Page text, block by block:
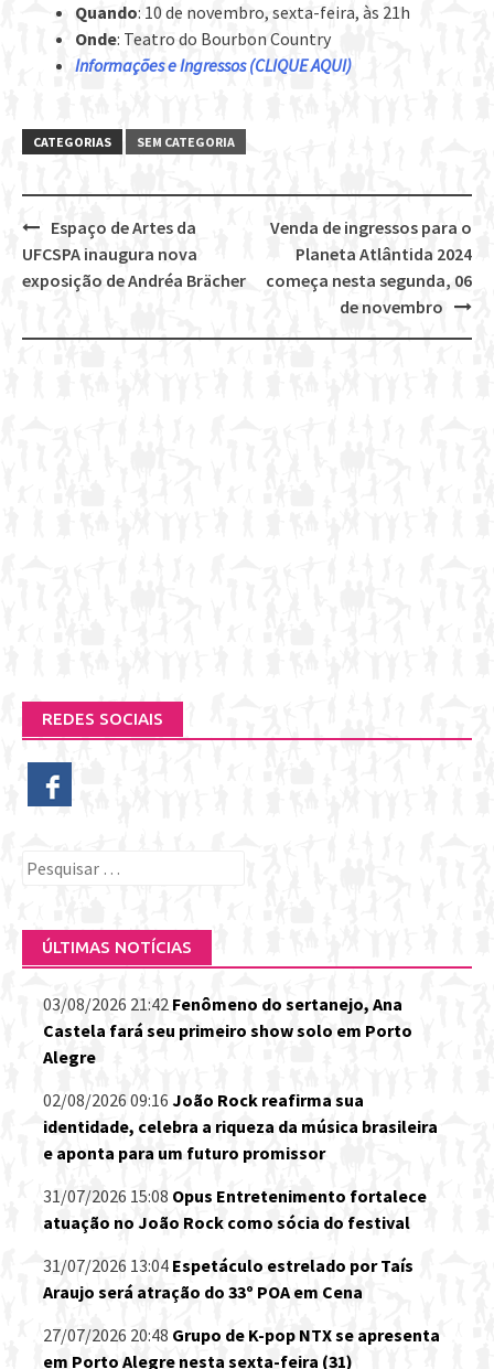
Quando: 10 de novembro, sexta-feira, às 21h
Onde: Teatro do Bourbon Country
Informações e Ingressos (CLIQUE AQUI)
CATEGORIAS SEM CATEGORIA
Post
navigation
Venda de ingressos para o
Planeta Atlântida 2024
começa nesta segunda, 06
de novembro
Espaço de Artes da
UFCSPA inaugura nova
exposição de Andréa Brächer
REDES SOCIAIS
Pesquisar
ÚLTIMAS NOTÍCIAS
03/08/2026 21:42 Fenômeno do sertanejo, Ana
Castela fará seu primeiro show solo em Porto
Alegre
02/08/2026 09:16 João Rock reafirma sua
identidade, celebra a riqueza da música brasileira
e aponta para um futuro promissor
31/07/2026 15:08 Opus Entretenimento fortalece
atuação no João Rock como sócia do festival
31/07/2026 13:04 Espetáculo estrelado por Taís
Araujo será atração do 33º POA em Cena
27/07/2026 20:48 Grupo de K-pop NTX se apresenta
em Porto Alegre nesta sexta-feira (31)